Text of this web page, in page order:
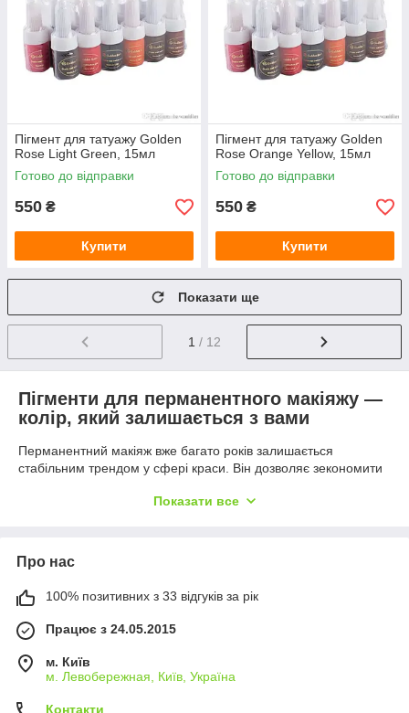
Пігмент для татуажу Golden
Rose Light Green, 15мл
Готово до відправки
550 ₴
Купити
Пігмент для татуажу Golden
Rose Orange Yellow, 15мл
Готово до відправки
550 ₴
Купити
Показати ще
1 / 12
Пігменти для перманентного макіяжу —
колір, який залишається з вами
Перманентний макіяж вже багато років залишається
стабільним трендом у сфері краси. Він дозволяє зекономити
природну виразність обличчя. Але ефект, який тримається
для перманентного макіяжу.
ареол та інших зон — сертифіковані, гіпоалергенні, стійкі.
Києві та Хмельницькому
Для чого потрібен якісний пігмент у
татуажі?
Пігмент — це серце будь-якої процедури ПМ. Саме від його
Показати все
Про нас
100% позитивних з 33 відгуків за рік
Працює з 24.05.2015
м. Київ
м. Левобережная, Київ, Україна
Контакти